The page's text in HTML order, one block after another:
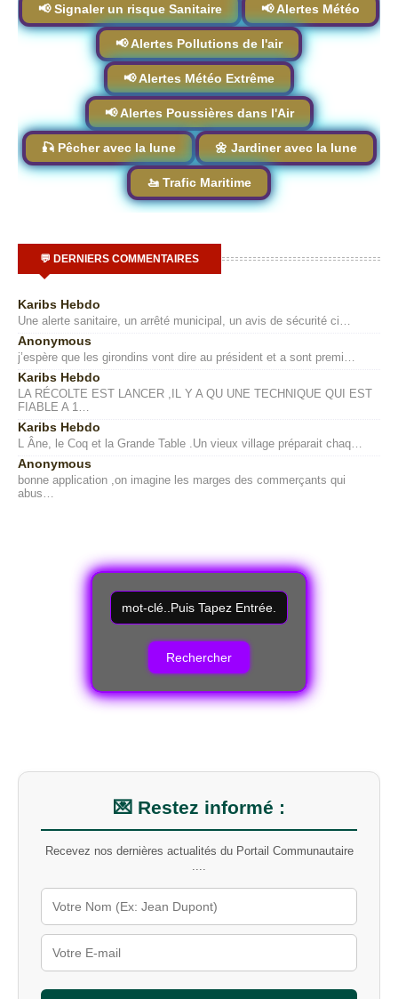
📢 Signaler un risque Sanitaire 📢 Alertes Météo
📢 Alertes Pollutions de l'air
📢 Alertes Météo Extrême
📢 Alertes Poussières dans l'Air
🎣 Pêcher avec la lune 🌼 Jardiner avec la lune
🚤 Trafic Maritime
💬 DERNIERS COMMENTAIRES
Karibs Hebdo
Une alerte sanitaire, un arrêté municipal, un avis de sécurité ci…
Anonymous
j’espère que les girondins vont dire au président et a sont premi…
Karibs Hebdo
LA RÉCOLTE EST LANCER ,IL Y A QU UNE TECHNIQUE QUI EST
FIABLE A 1…
Karibs Hebdo
L Âne, le Coq et la Grande Table .Un vieux village préparait chaq…
Anonymous
bonne application ,on imagine les marges des commerçants qui
abus…
R
e
c
m
o
t
-
l
é
u
r
l
e
💌 Restez informé :
Recevez nos dernières actualités du Portail Communautaire
....